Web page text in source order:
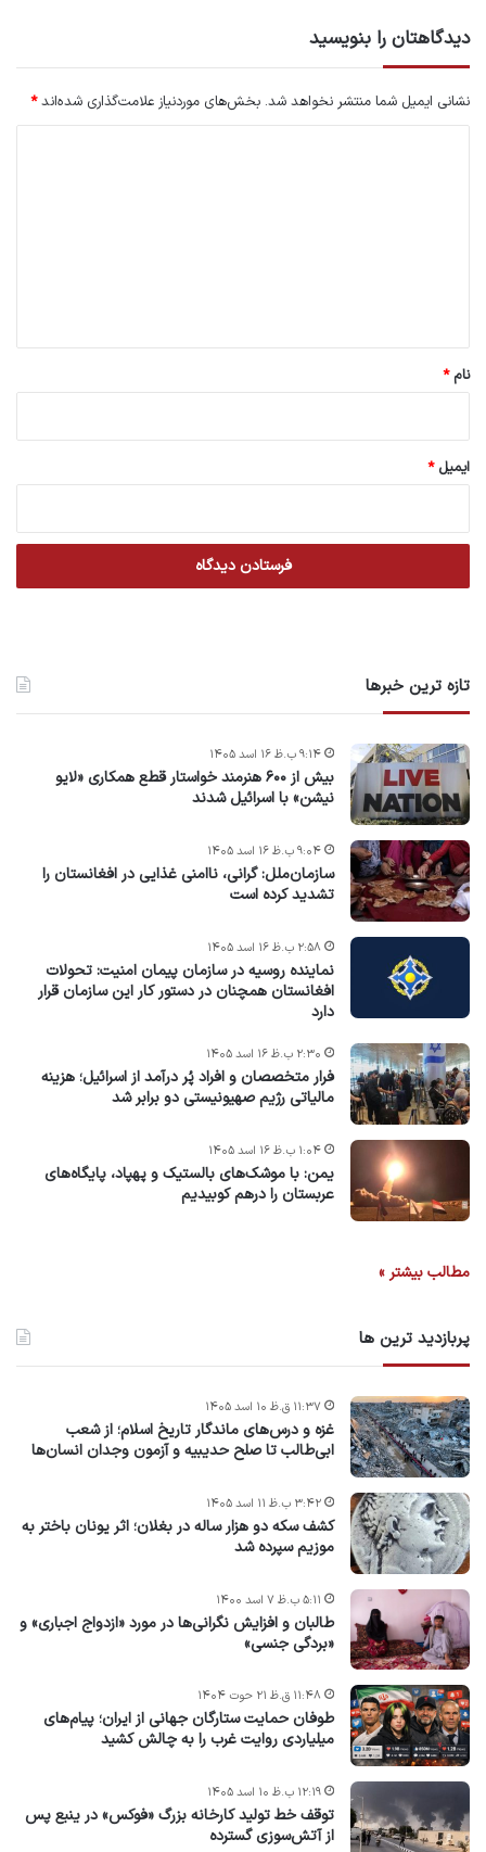
دیدگاهتان را بنویسید
نشانی ایمیل شما منتشر نخواهد شد. بخش‌های موردنیاز علامت‌گذاری شده‌اند*
نام*
ایمیل*
تازه ترین خبرها
بیش از ۶۰۰ هنرمند خواستار قطع همکاری «لایو
نیشن» با اسرائیل شدند
۹:۱۴ ب.ظ ۱۶ اسد ۱۴۰۵
سازمان‌ملل: گرانی، ناامنی غذایی در افغانستان را
تشدید کرده است
۹:۰۴ ب.ظ ۱۶ اسد ۱۴۰۵
نماینده روسیه در سازمان پیمان امنیت: تحولات
افغانستان همچنان در دستور کار این سازمان قرار
دارد
۲:۵۸ ب.ظ ۱۶ اسد ۱۴۰۵
فرار متخصصان و افراد پُر درآمد از اسرائیل؛ هزینه
مالیاتی رژیم صهیونیستی دو برابر شد
۲:۳۰ ب.ظ ۱۶ اسد ۱۴۰۵
یمن: با موشک‌های بالستیک و پهپاد، پایگاه‌های
عربستان را درهم کوبیدیم
۱:۰۴ ب.ظ ۱۶ اسد ۱۴۰۵
مطالب بیشتر »
پربازدید ترین ها
غزه و درس‌های ماندگار تاریخ اسلام؛ از شعب
ابی‌طالب تا صلح حدیبیه و آزمون وجدان انسان‌ها
۱۱:۳۷ ق.ظ ۱۰ اسد ۱۴۰۵
کشف سکه دو هزار ساله در بغلان؛ اثر یونان باختر به
موزیم سپرده شد
۳:۴۲ ب.ظ ۱۱ اسد ۱۴۰۵
طالبان و افزایش نگرانی‌ها در مورد «ازدواج اجباری» و
«بردگی جنسی»
۵:۱۱ ب.ظ ۷ اسد ۱۴۰۰
طوفان حمایت ستارگان جهانی از ایران؛ پیام‌های
میلیاردی روایت غرب را به چالش کشید
۱۱:۴۸ ق.ظ ۲۱ حوت ۱۴۰۴
توقف خط تولید کارخانه بزرگ «فوکس» در ینبع پس
از آتش‌سوزی گسترده
۱۲:۱۹ ب.ظ ۱۰ اسد ۱۴۰۵